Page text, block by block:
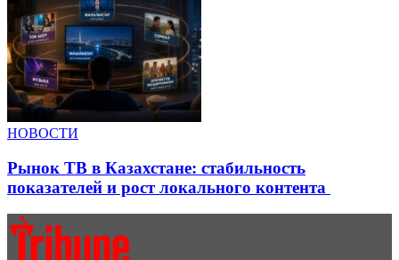
НОВОСТИ
Рынок ТВ в Казахстане: стабильность
показателей и рост локального контента